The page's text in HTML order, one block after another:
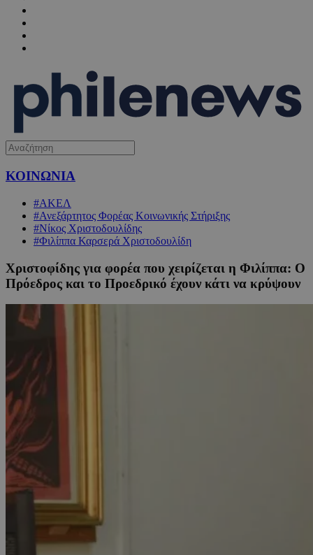
ΚΟΙΝΩΝΙΑ
#ΑΚΕΛ
#Ανεξάρτητος Φορέας Κοινωνικής Στήριξης
#Νίκος Χριστοδουλίδης
#Φιλίππα Καρσερά Χριστοδουλίδη
Χριστοφίδης για φορέα που χειρίζεται η Φιλίππα: Ο
Πρόεδρος και το Προεδρικό έχουν κάτι να κρύψουν